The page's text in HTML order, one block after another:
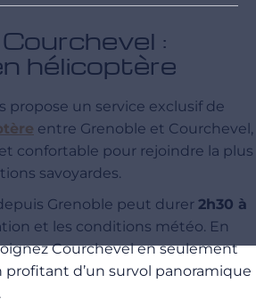
:
hélicoptère
propose un service exclusif de
entre Grenoble et Courchevel,
confortable pour rejoindre la plus
savoyardes.
Grenoble peut durer 2h30 à
et les conditions météo. En
Courchevel en seulement
profitant d’un survol panoramique